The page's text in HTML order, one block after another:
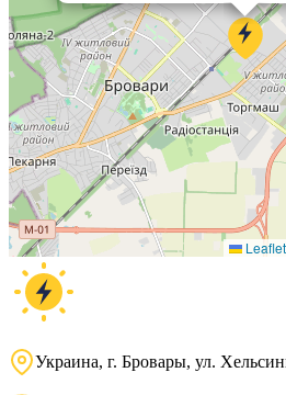
Leaflet
Украина, г. Бровары, ул.